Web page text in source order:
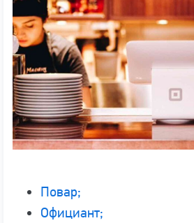
Повар;
Официант;